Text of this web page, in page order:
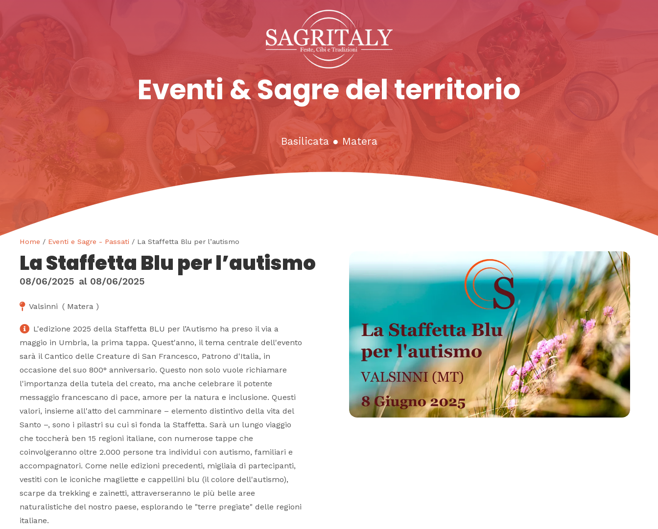
Eventi & Sagre del territorio
Basilicata ● Matera
Home / Eventi e Sagre - Passati / La Staffetta Blu per l’autismo
La Staffetta Blu per l’autismo
08/06/2025 al 08/06/2025
Valsinni ( Matera )
L'edizione 2025 della Staffetta BLU per l’Autismo ha preso il via a
maggio in Umbria, la prima tappa. Quest'anno, il tema centrale dell'evento
sarà il Cantico delle Creature di San Francesco, Patrono d'Italia, in
occasione del suo 800° anniversario. Questo non solo vuole richiamare
l'importanza della tutela del creato, ma anche celebrare il potente
messaggio francescano di pace, amore per la natura e inclusione. Questi
valori, insieme all'atto del camminare – elemento distintivo della vita del
Santo –, sono i pilastri su cui si fonda la Staffetta. Sarà un lungo viaggio
che toccherà ben 15 regioni italiane, con numerose tappe che
coinvolgeranno oltre 2.000 persone tra individui con autismo, familiari e
accompagnatori. Come nelle edizioni precedenti, migliaia di partecipanti,
vestiti con le iconiche magliette e cappellini blu (il colore dell'autismo),
scarpe da trekking e zainetti, attraverseranno le più belle aree
naturalistiche del nostro paese, esplorando le "terre pregiate" delle regioni
italiane.